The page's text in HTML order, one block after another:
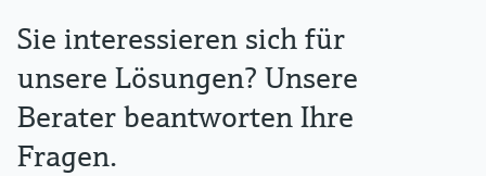
Sie interessieren sich für
unsere Lösungen? Unsere
Berater beantworten Ihre
Fragen.